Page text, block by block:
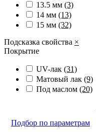
13.5 мм (3)
14 мм (13)
15 мм (32)
Подсказка свойства ×
Покрытие
UV-лак (31)
Матовый лак (9)
Под маслом (20)
Подбор по параметрам